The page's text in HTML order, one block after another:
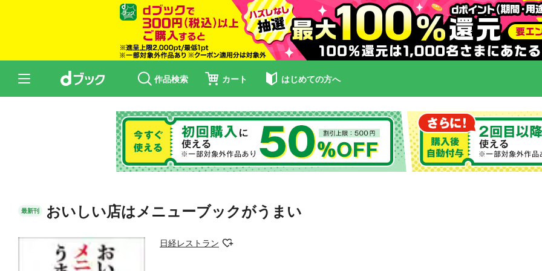
作品検索 カート はじめての方へ
最新刊 おいしい店はメニューブックがうまい
日経レストラン